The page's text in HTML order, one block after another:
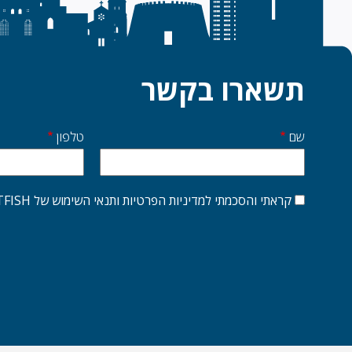
תשארו בקשר
Start
side
שם טלפון
קראתי והסכמתי למדיניות הפרטיות ותנאי השימוש של FATFISH